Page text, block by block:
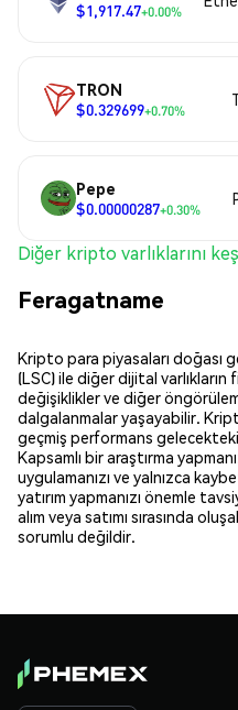
$1,917.47+0.00%
TRON
$0.329699+0.70%
Pepe
$0.00000287+0.30%
Diğer kripto varlıklarını
Feragatname
Kripto para piyasaları doğası
(LSC) ile diğer dijital
değişiklikler ve diğer
dalgalanmalar yaşayabilir.
geçmiş performans
Kapsamlı bir araştırma
uygulamanızı ve yalnızca
yatırım yapmanızı önemle
alım veya satımı sırasında
sorumlu değildir.